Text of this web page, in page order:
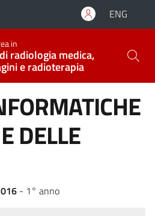
ENG
in
radiologia medica,
e radioterapia
DELLE
- 1° anno